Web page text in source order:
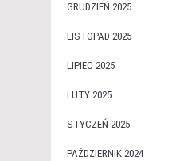
GRUDZIEŃ 2025
LISTOPAD 2025
LIPIEC 2025
LUTY 2025
STYCZEŃ 2025
PAŹDZIERNIK 2024